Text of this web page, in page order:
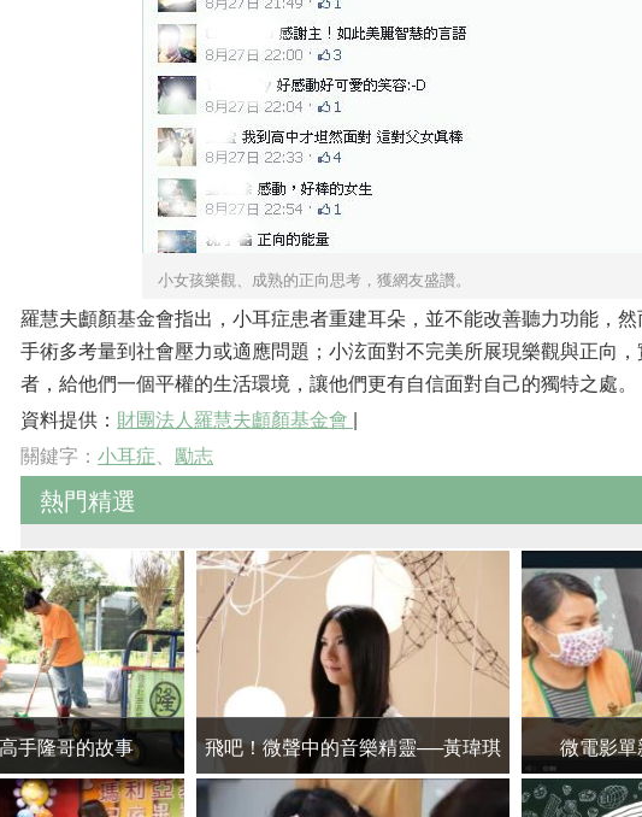
小女孩樂觀、成熟的正向思考，獲網友盛讚。
羅慧夫顱顏基金會指出，小耳症患者重建耳朵，並不能改善聽力功能，
手術多考量到社會壓力或適應問題；小泫面對不完美所展現樂觀與正向
者，給他們一個平權的生活環境，讓他們更有自信面對自己的獨特之處。
資料提供： 財團法人羅慧夫顱顏基金會 |
關鍵字： 小耳症、 勵志
熱門精選
手隆哥的故事 飛吧！微聲中的音樂精靈──黃瑋琪 微電影